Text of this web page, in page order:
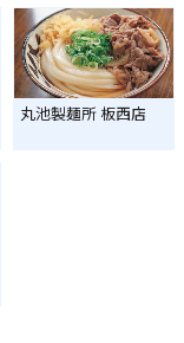
丸池製麺所 板西店